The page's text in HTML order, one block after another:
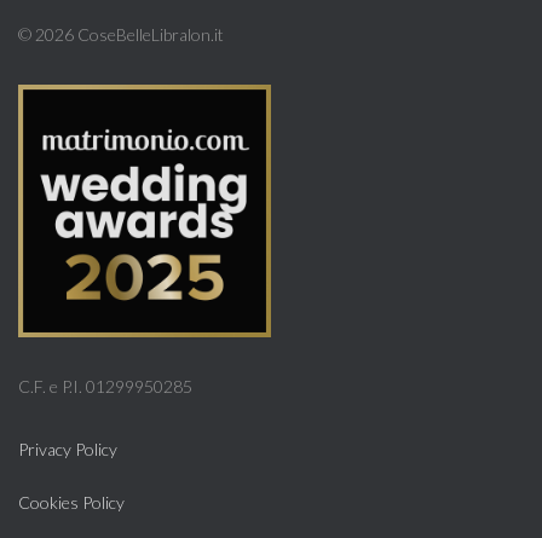
© 2026 CoseBelleLibralon.it
C.F. e P.I. 01299950285
Privacy Policy
Cookies Policy